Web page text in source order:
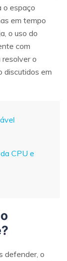
o espaço
em tempo
o uso do
com
resolver o
discutidos em
CPU e
defender, o